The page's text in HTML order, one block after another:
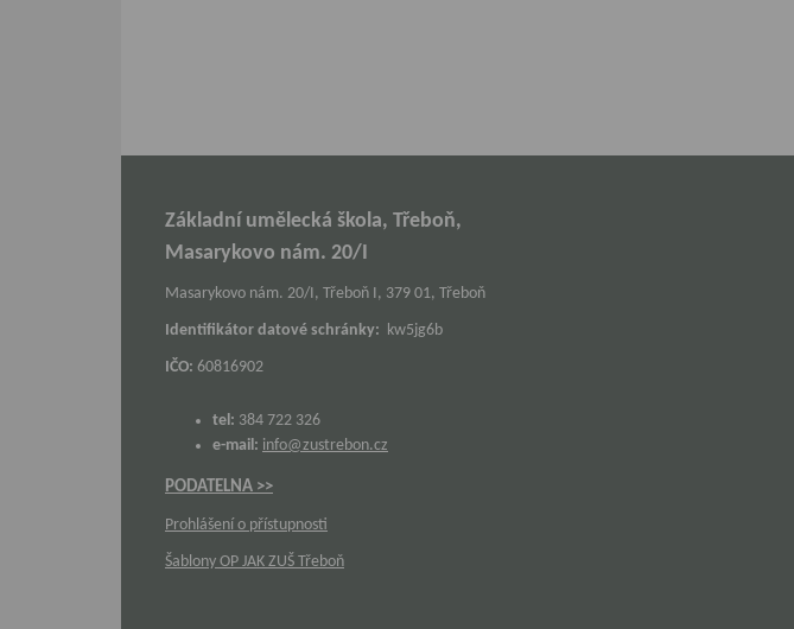
Základní umělecká škola, Třeboň,
Masarykovo nám. 20/I
Masarykovo nám. 20/I, Třeboň I, 379 01, Třeboň
Identifikátor datové schránky: kw5jg6b
IČO: 60816902
tel: 384 722 326
e-mail: info@zustrebon.cz
PODATELNA >>
Prohlášení o přístupnosti
Šablony OP JAK ZUŠ Třeboň